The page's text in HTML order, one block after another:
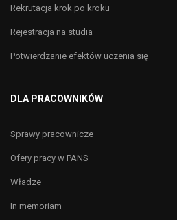
Rekrutacja krok po kroku
Rejestracja na studia
Potwierdzanie efektów uczenia się
DLA PRACOWNIKÓW
Sprawy pracownicze
Ofery pracy w PANS
Władze
In memoriam